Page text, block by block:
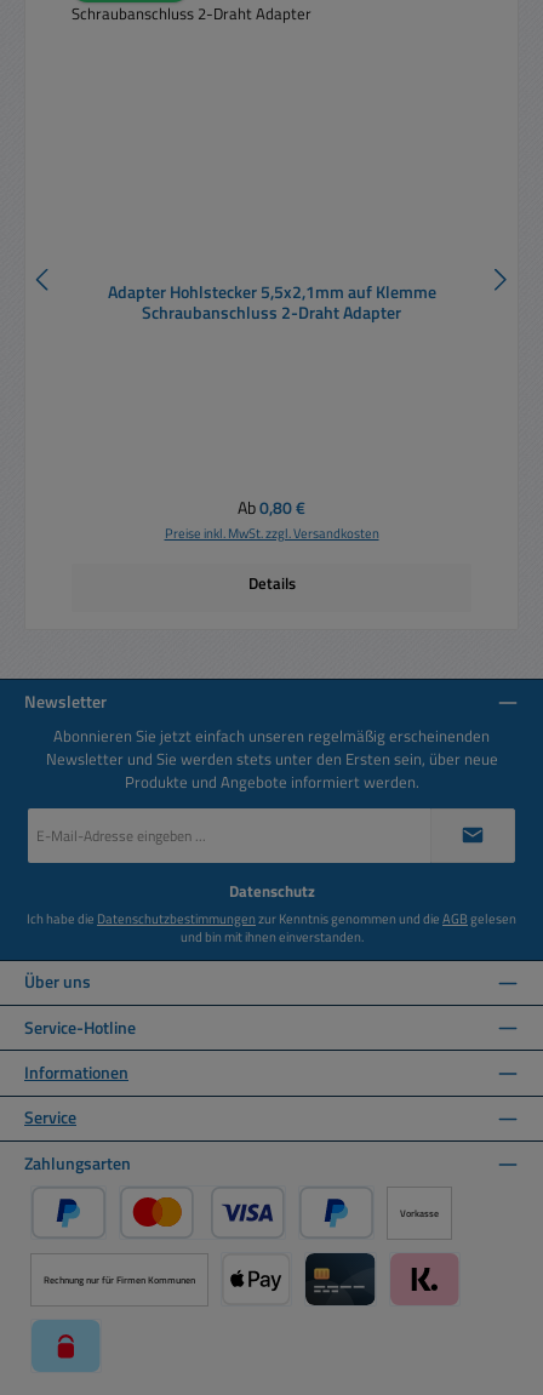
Adapter Hohlstecker 5,5x2,1mm auf Klemme
Schraubanschluss 2-Draht Adapter
Regulärer Preis:
Ab0,80 €
Preise inkl. MwSt. zzgl. Versandkosten
Details
Newsletter
Abonnieren Sie jetzt einfach unseren regelmäßig erscheinenden
Newsletter und Sie werden stets unter den Ersten sein, über neue
Produkte und Angebote informiert werden.
Mail-
Datenschutz
Ich habe die Datenschutzbestimmungenzur Kenntnis genommen und dieAGBgelesen
und bin mit ihnen einverstanden.
Über uns
Service-Hotline
Informationen
Service
Zahlungsarten
PayPal Kredit- oder Debitkarte über PayPal
Später Bezahlen über PayPal
Vorkasse
Rechnung nur für Firmen Kommunen